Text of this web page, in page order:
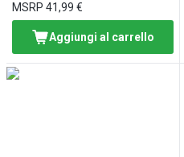
MSRP 41,99 €
Aggiungi al carrello